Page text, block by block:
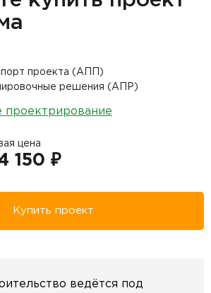
проекта (АПП)
решения (АПР)
проектрирование
цена
150 ₽
Купить проект
ведётся под